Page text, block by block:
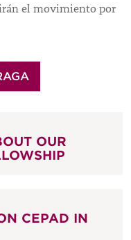
OUR
CEPAD IN
el movimiento por